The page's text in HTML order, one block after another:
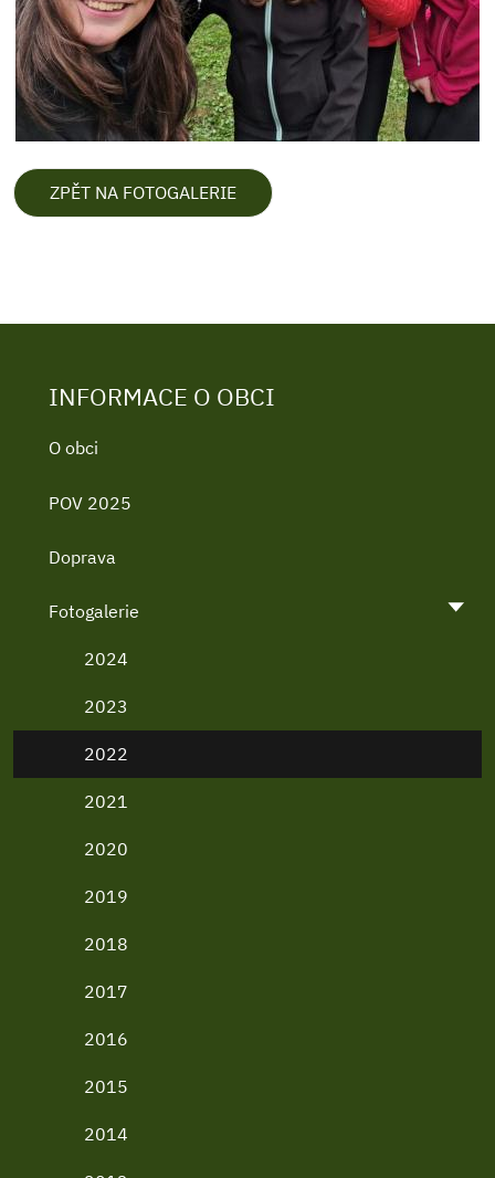
ZPĚT NA FOTOGALERIE
INFORMACE O OBCI
O obci
POV 2025
Doprava
Fotogalerie
2024
2023
2022
2021
2020
2019
2018
2017
2016
2015
2014